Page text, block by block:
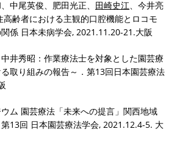
中尾英俊、肥田光正、 田崎史江 、今井亮
齢者における主観的口腔機能とロコモ
係 日本未病学会, 2021.11.20-21.大阪
中井秀昭：作業療法士を対象とした園芸療
取り組みの報告～．第13回日本園芸療法
ウム 園芸療法「未来への提言」関西地域
13回 日本園芸療法学会, 2021.12.4-5. 大